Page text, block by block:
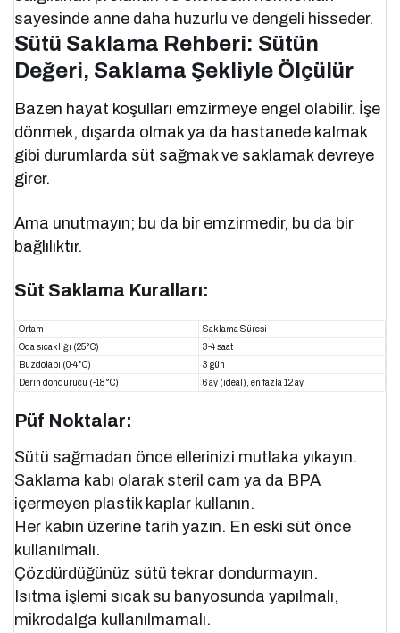
sayesinde anne daha huzurlu ve dengeli hisseder.
Sütü Saklama Rehberi: Sütün
Değeri, Saklama Şekliyle Ölçülür
Bazen hayat koşulları emzirmeye engel olabilir. İşe
dönmek, dışarda olmak ya da hastanede kalmak
gibi durumlarda süt sağmak ve saklamak devreye
girer.
Ama unutmayın; bu da bir emzirmedir, bu da bir
bağlılıktır.
Süt Saklama Kuralları:
Ortam
Saklama Süresi
Oda sıcaklığı (25°C)
3-4 saat
Buzdolabı (0-4°C)
3 gün
Derin dondurucu (-18°C)
6 ay (ideal), en fazla 12 ay
Püf Noktalar:
Sütü sağmadan önce ellerinizi mutlaka yıkayın.
Saklama kabı olarak steril cam ya da BPA
içermeyen plastik kaplar kullanın.
Her kabın üzerine tarih yazın. En eski süt önce
kullanılmalı.
Çözdürdüğünüz sütü tekrar dondurmayın.
Isıtma işlemi sıcak su banyosunda yapılmalı,
mikrodalga kullanılmamalı.